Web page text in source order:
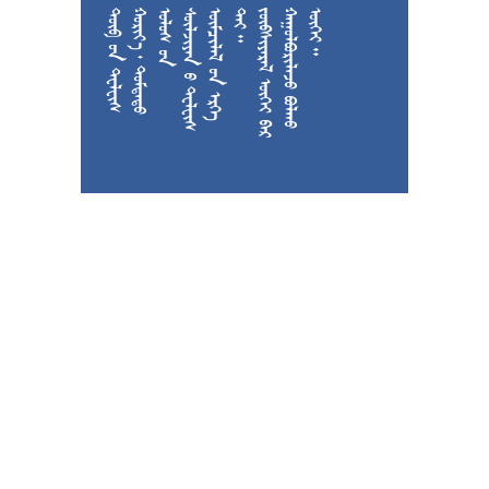

































































  






































 